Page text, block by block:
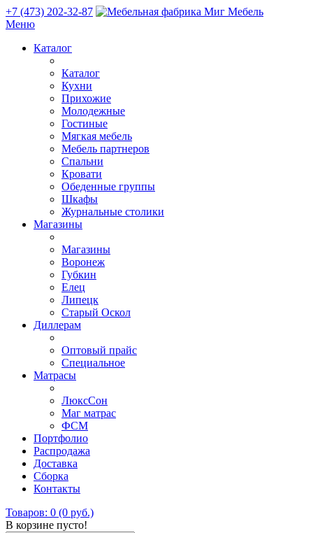
+7 (473) 202-32-87
Меню
Каталог
Каталог
Кухни
Прихожие
Молодежные
Гостиные
Мягкая мебель
Мебель партнеров
Спальни
Кровати
Обеденные группы
Шкафы
Журнальные столики
Магазины
Магазины
Воронеж
Губкин
Елец
Липецк
Старый Оскол
Диллерам
Оптовый прайс
Специальное
Матрасы
ЛюксСон
Маг матрас
ФСМ
Портфолио
Распродажа
Доставка
Сборка
Контакты
Товаров: 0 (0 руб.)
В корзине пусто!